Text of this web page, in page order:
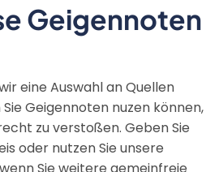
Geigennoten
eine Auswahl an Quellen
Geigennoten nuzen können,
zu verstoßen. Geben Sie
oder nutzen Sie unsere
Sie weitere gemeinfreie